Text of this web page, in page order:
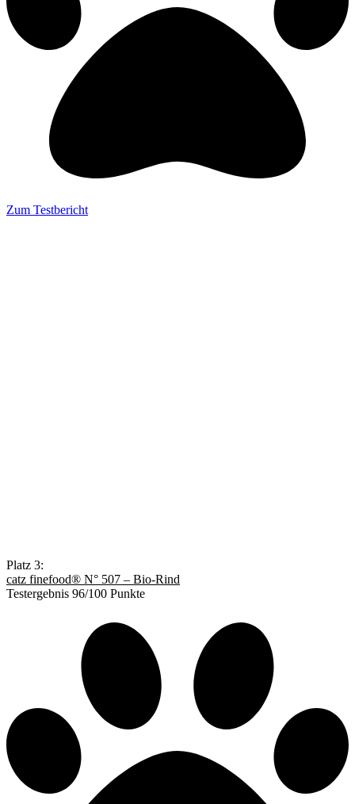
Zum Testbericht
Platz 3:
catz finefood® N° 507 – Bio-Rind
Testergebnis 96/100 Punkte